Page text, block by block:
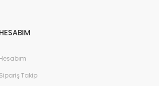
HESABIM
Hesabım
Sipariş Takip